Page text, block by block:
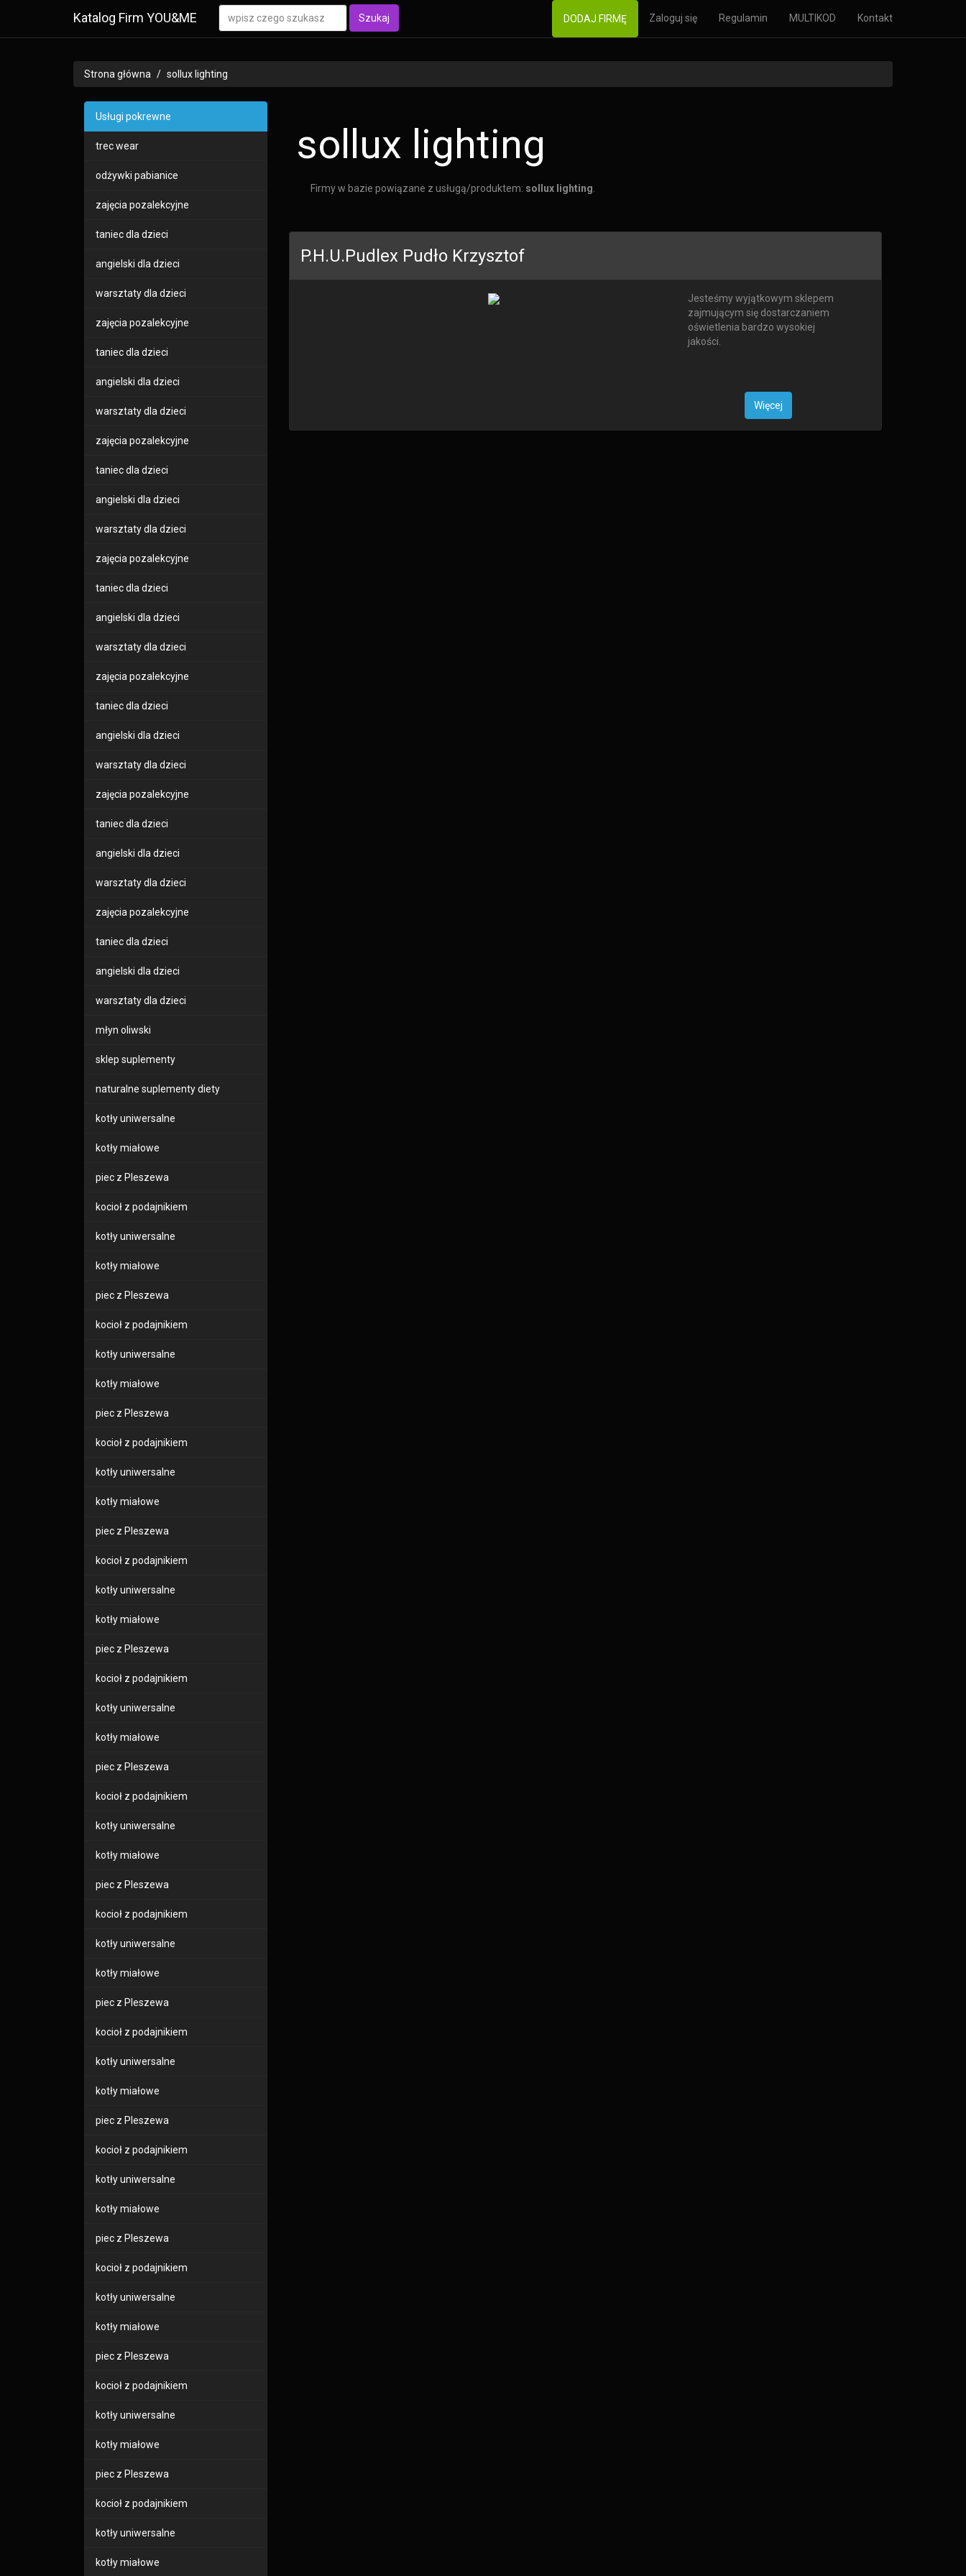
Katalog Firm YOU&ME Szukaj DODAJ FIRMĘ Zaloguj się Regulamin MULTIKOD Kontakt
Strona główna sollux lighting
Usługi pokrewne
trec wear
odżywki pabianice
zajęcia pozalekcyjne
taniec dla dzieci
angielski dla dzieci
warsztaty dla dzieci
zajęcia pozalekcyjne
taniec dla dzieci
angielski dla dzieci
warsztaty dla dzieci
zajęcia pozalekcyjne
taniec dla dzieci
angielski dla dzieci
warsztaty dla dzieci
zajęcia pozalekcyjne
taniec dla dzieci
angielski dla dzieci
warsztaty dla dzieci
zajęcia pozalekcyjne
taniec dla dzieci
angielski dla dzieci
warsztaty dla dzieci
zajęcia pozalekcyjne
taniec dla dzieci
angielski dla dzieci
warsztaty dla dzieci
zajęcia pozalekcyjne
taniec dla dzieci
angielski dla dzieci
warsztaty dla dzieci
młyn oliwski
sklep suplementy
naturalne suplementy diety
kotły uniwersalne
kotły miałowe
piec z Pleszewa
kocioł z podajnikiem
kotły uniwersalne
kotły miałowe
piec z Pleszewa
kocioł z podajnikiem
kotły uniwersalne
kotły miałowe
piec z Pleszewa
kocioł z podajnikiem
kotły uniwersalne
kotły miałowe
piec z Pleszewa
kocioł z podajnikiem
kotły uniwersalne
kotły miałowe
piec z Pleszewa
kocioł z podajnikiem
kotły uniwersalne
kotły miałowe
piec z Pleszewa
kocioł z podajnikiem
kotły uniwersalne
kotły miałowe
piec z Pleszewa
kocioł z podajnikiem
kotły uniwersalne
kotły miałowe
piec z Pleszewa
kocioł z podajnikiem
kotły uniwersalne
kotły miałowe
piec z Pleszewa
kocioł z podajnikiem
kotły uniwersalne
kotły miałowe
piec z Pleszewa
kocioł z podajnikiem
kotły uniwersalne
kotły miałowe
piec z Pleszewa
kocioł z podajnikiem
kotły uniwersalne
kotły miałowe
piec z Pleszewa
kocioł z podajnikiem
kotły uniwersalne
kotły miałowe
sollux lighting
Firmy w bazie powiązane z usługą/produktem: sollux lighting
P.H.U.Pudlex Pudło Krzysztof
Jesteśmy wyjątkowym sklepem
zajmującym się dostarczaniem
oświetlenia bardzo wysokiej
jakości.
Więcej